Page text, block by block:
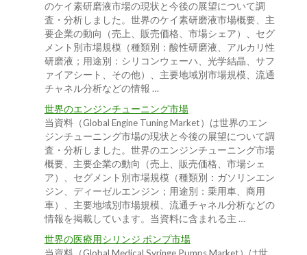
のケイ素研磨液市場の現状と今後の展望について調
査・分析しました。世界のケイ素研磨液市場概要、主
要企業の動向（売上、販売価格、市場シェア）、セグ
メント別市場規模（種類別：酸性研磨液、アルカリ性
研磨液；用途別：シリコンウェーハ、光学結晶、サフ
ァイアシート、その他）、主要地域別市場規模、流通
チャネル分析などの情報 …
世界のエンジンチューニング市場
当資料（Global Engine Tuning Market）は世界のエン
ジンチューニング市場の現状と今後の展望について調
査・分析しました。世界のエンジンチューニング市場
概要、主要企業の動向（売上、販売価格、市場シェ
ア）、セグメント別市場規模（種類別：ガソリンエン
ジン、ディーゼルエンジン；用途別：乗用車、商用
車）、主要地域別市場規模、流通チャネル分析などの
情報を掲載しています。当資料に含まれる主 …
世界の医療用シリンジ ポンプ市場